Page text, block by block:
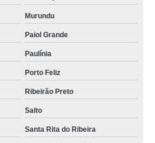
Murundu
Paiol Grande
Paulínia
Porto Feliz
Ribeirão Preto
Salto
Santa Rita do Ribeira